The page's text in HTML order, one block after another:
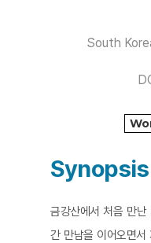
South
Synopsis
금강산에서 처음 만
간 만남을 이어오면서